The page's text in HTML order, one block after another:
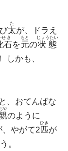
太
た
が、ドラえ
石
せき
を元
もと
の状態
じょうたい
！ しかも、
、おてんばな
や
のように
、やがて2 匹
ひき
が
。